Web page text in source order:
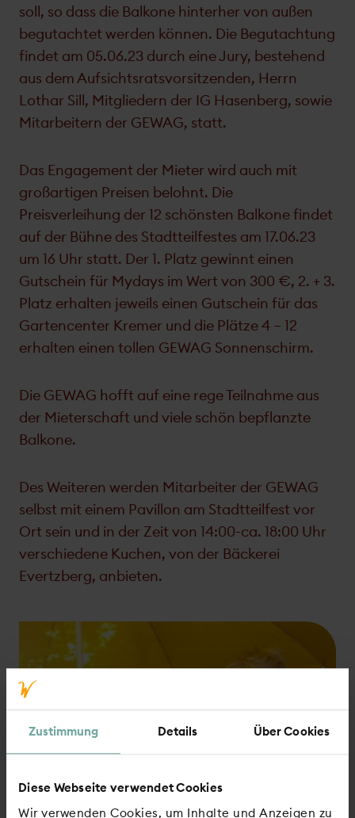
Zustimmung Details Über Cookies
Diese Webseite verwendet Cookies
Wir verwenden Cookies, um Inhalte und Anzeigen zu
soll, so dass die Balkone hinterher von außen
begutachtet werden können. Die Begutachtung
findet am 05.06.23 durch eine Jury, bestehend
aus dem Aufsichtsratsvorsitzenden, Herrn
Lothar Sill, Mitgliedern der IG Hasenberg, sowie
Mitarbeitern der GEWAG, statt.
Das Engagement der Mieter wird auch mit
großartigen Preisen belohnt. Die
Preisverleihung der 12 schönsten Balkone findet
auf der Bühne des Stadtteilfestes am 17.06.23
um 16 Uhr statt. Der 1. Platz gewinnt einen
Gutschein für Mydays im Wert von 300 €, 2. + 3.
Platz erhalten jeweils einen Gutschein für das
Gartencenter Kremer und die Plätze 4 – 12
erhalten einen tollen GEWAG Sonnenschirm.
Die GEWAG hofft auf eine rege Teilnahme aus
der Mieterschaft und viele schön bepflanzte
Balkone.
Des Weiteren werden Mitarbeiter der GEWAG
selbst mit einem Pavillon am Stadtteilfest vor
Ort sein und in der Zeit von 14:00-ca. 18:00 Uhr
verschiedene Kuchen, von der Bäckerei
Evertzberg, anbieten.